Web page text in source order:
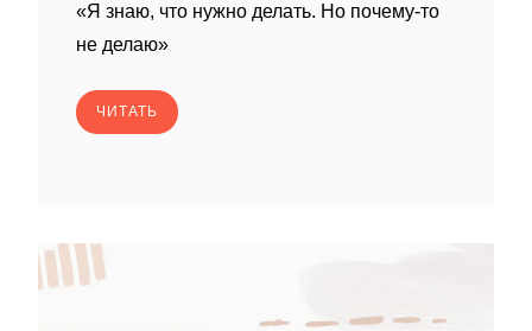
«Я знаю, что нужно делать. Но почему-то
не делаю»
ЧИТАТЬ